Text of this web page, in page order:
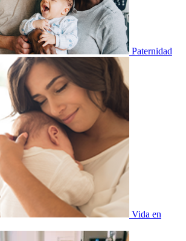
Paternidad
Vida en